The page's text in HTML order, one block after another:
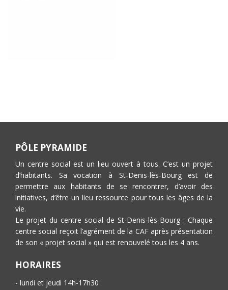
PÔLE PYRAMIDE
Un centre social est un lieu ouvert à tous. C’est un projet
d’habitants. Sa vocation à St-Denis-lès-Bourg est de
permettre aux habitants de se rencontrer, d’avoir des
initiatives, d’être un lieu ressource pour tous les âges de la
vie.
Le projet du centre social de St-Denis-lès-Bourg : Chaque
centre social reçoit l’agrément de la CAF après présentation
de son « projet social » qui est renouvelé tous les 4 ans.
HORAIRES
- lundi et jeudi 14h-17h30